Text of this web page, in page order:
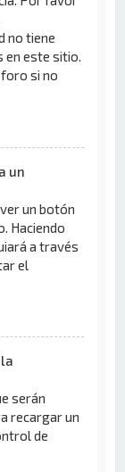
no tiene
en este sitio.
si no
un
un botón
Haciendo
a través
el
serán
recargar un
de